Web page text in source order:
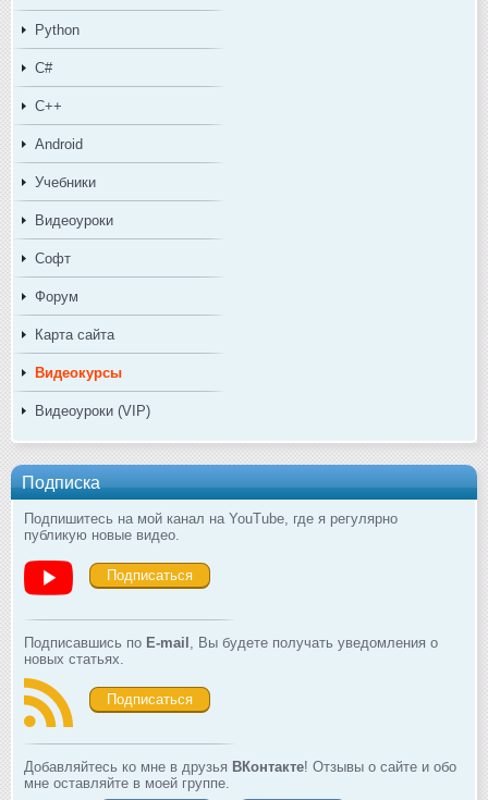
Python
C#
C++
Android
Учебники
Видеоуроки
Софт
Форум
Карта сайта
Видеокурсы
Видеоуроки (VIP)
Подписка
Подпишитесь на мой канал на YouTube, где я регулярно
публикую новые видео.
Подписаться
Подписавшись по E-mail
, Вы будете получать уведомления о
новых статьях.
Подписаться
Добавляйтесь ко мне в друзья ВКонтакте! Отзывы о сайте и обо
мне оставляйте в моей группе.